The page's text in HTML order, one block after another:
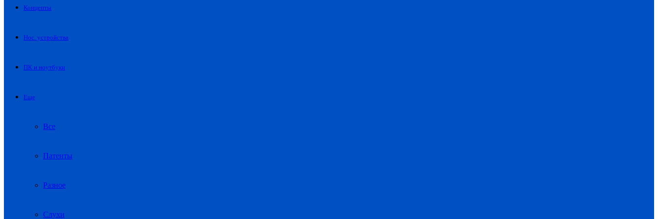
Концепты
Нос. устройства
ПК и ноутбуки
Еще
Все
Патенты
Разное
Слухи